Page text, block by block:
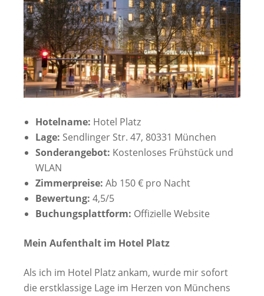
Hotelname: Hotel Platz
Lage: Sendlinger Str. 47, 80331 München
Sonderangebot: Kostenloses Frühstück und
WLAN
Zimmerpreise: Ab 150 € pro Nacht
Bewertung: 4,5/5
Buchungsplattform: Offizielle Website
Mein Aufenthalt im Hotel Platz
Als ich im Hotel Platz ankam, wurde mir sofort
die erstklassige Lage im Herzen von Münchens